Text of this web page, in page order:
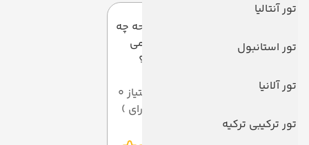
تور آنتالیا
تور استانبول
تور آلانیا
تور ترکیبی ترکیه
به این صفحه چه
امتیازی می
دهید؟
میانگین امتیاز 0